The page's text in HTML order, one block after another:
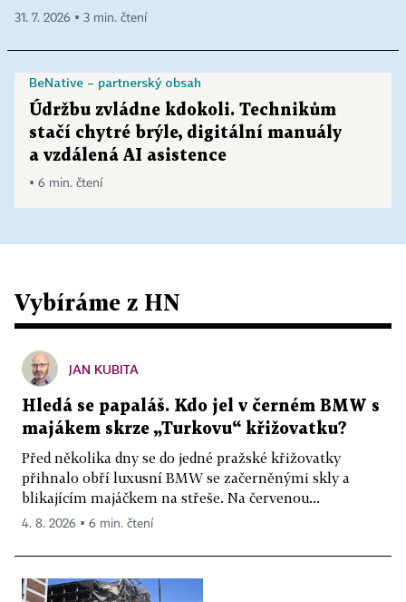
31. 7. 2026 ▪ 3 min. čtení
BeNative – partnerský obsah
Údržbu zvládne kdokoli. Technikům
stačí chytré brýle, digitální manuály
a vzdálená AI asistence
▪ 6 min. čtení
Vybíráme z HN
JAN KUBITA
Hledá se papaláš. Kdo jel v černém BMW s
majákem skrze „Turkovu“ křižovatku?
Před několika dny se do jedné pražské křižovatky
přihnalo obří luxusní BMW se začerněnými skly a
blikajícím majáčkem na střeše. Na červenou...
4. 8. 2026 ▪ 6 min. čtení